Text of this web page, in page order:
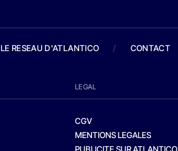
LE RESEAU D'ATLANTICO / CONTACT
LEGAL
CGV
MENTIONS LEGALES
PUBLICITE SUR ATLANTICO